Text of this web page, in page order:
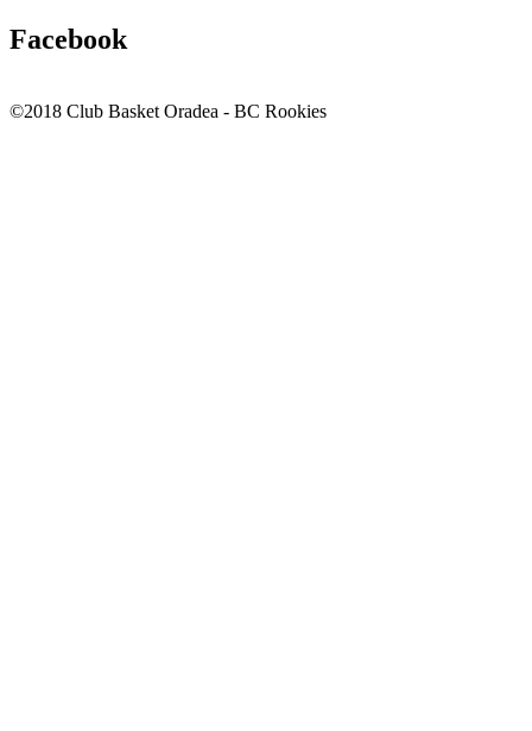
Facebook
©2018 Club Basket Oradea - BC Rookies